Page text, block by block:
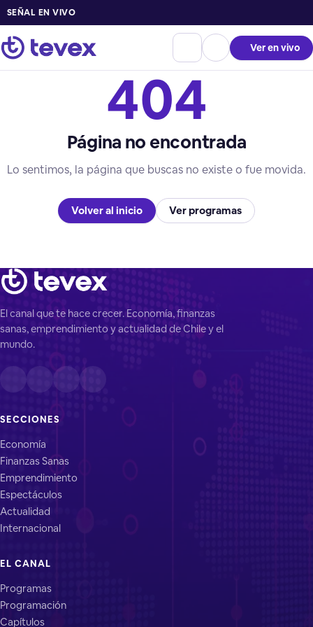
SEÑAL EN VIVO
Ver en vivo
404
Página no encontrada
Lo sentimos, la página que buscas no existe o fue movida.
Volver al inicio Ver programas
El canal que te hace crecer. Economía, finanzas
sanas, emprendimiento y actualidad de Chile y el
mundo.
SECCIONES
Economía
Finanzas Sanas
Emprendimiento
Espectáculos
Actualidad
Internacional
EL CANAL
Programas
Programación
Capítulos